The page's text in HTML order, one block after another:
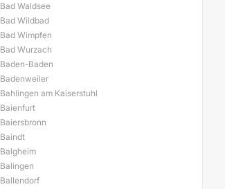
Bad Waldsee
Bad Wildbad
Bad Wimpfen
Bad Wurzach
Baden-Baden
Badenweiler
Bahlingen am Kaiserstuhl
Baienfurt
Baiersbronn
Baindt
Balgheim
Balingen
Ballendorf